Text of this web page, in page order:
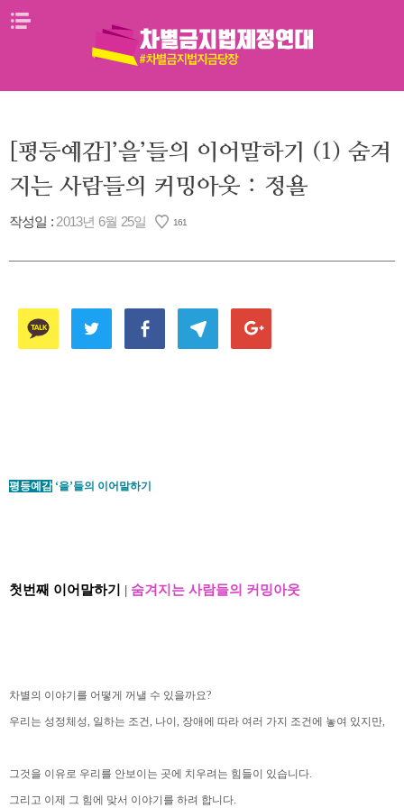
Skip
[평등예감]’을’들의 이어말하기 (1) 숨겨
지는 사람들의 커밍아웃 : 정욜
작성일 : 2013년 6월 25일 161
평등예감 ‘을’들의 이어말하기
첫번째 이어말하기 | 숨겨지는 사람들의 커밍아웃
차별의 이야기를 어떻게 꺼낼 수 있을까요?
우리는 성정체성, 일하는 조건, 나이, 장애에 따라 여러 가지 조건에 놓여 있지만,
그것을 이유로 우리를 안보이는 곳에 치우려는 힘들이 있습니다.
그리고 이제 그 힘에 맞서 이야기를 하려 합니다.